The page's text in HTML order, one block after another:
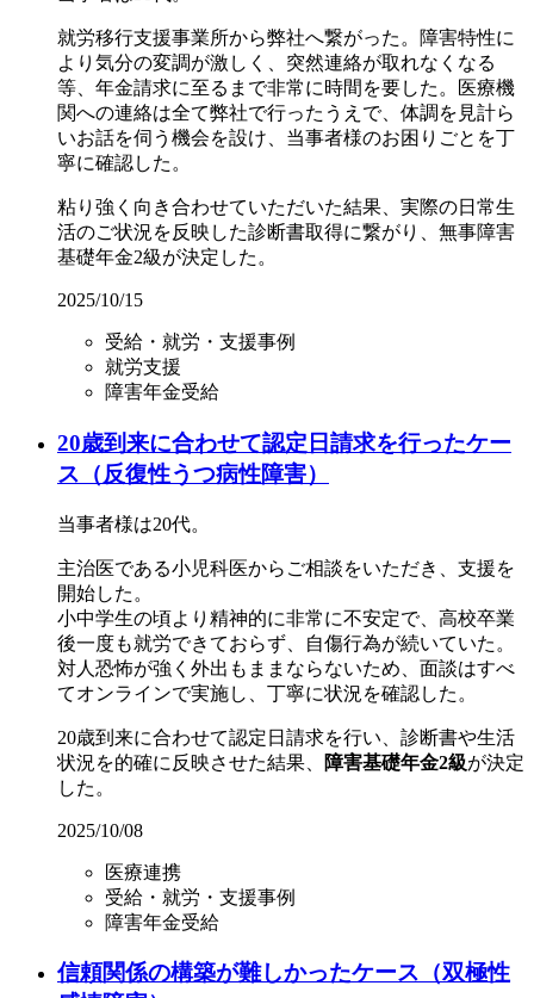
就労移行支援事業所から弊社へ繋がった。障害特性に
より気分の変調が激しく、突然連絡が取れなくなる
等、年金請求に至るまで非常に時間を要した。医療機
関への連絡は全て弊社で行ったうえで、体調を見計ら
いお話を伺う機会を設け、当事者様のお困りごとを丁
寧に確認した。
粘り強く向き合わせていただいた結果、実際の日常生
活のご状況を反映した診断書取得に繋がり、無事障害
基礎年金2級が決定した。
2025/10/15
受給・就労・支援事例
就労支援
障害年金受給
20歳到来に合わせて認定日請求を行ったケー
ス（反復性うつ病性障害）
当事者様は20代。
主治医である小児科医からご相談をいただき、支援を
開始した。
小中学生の頃より精神的に非常に不安定で、高校卒業
後一度も就労できておらず、自傷行為が続いていた。
対人恐怖が強く外出もままならないため、面談はすべ
てオンラインで実施し、丁寧に状況を確認した。
20歳到来に合わせて認定日請求を行い、診断書や生活
状況を的確に反映させた結果、
障害基礎年金2級が決定
した。
2025/10/08
医療連携
受給・就労・支援事例
障害年金受給
信頼関係の構築が難しかったケース（双極性